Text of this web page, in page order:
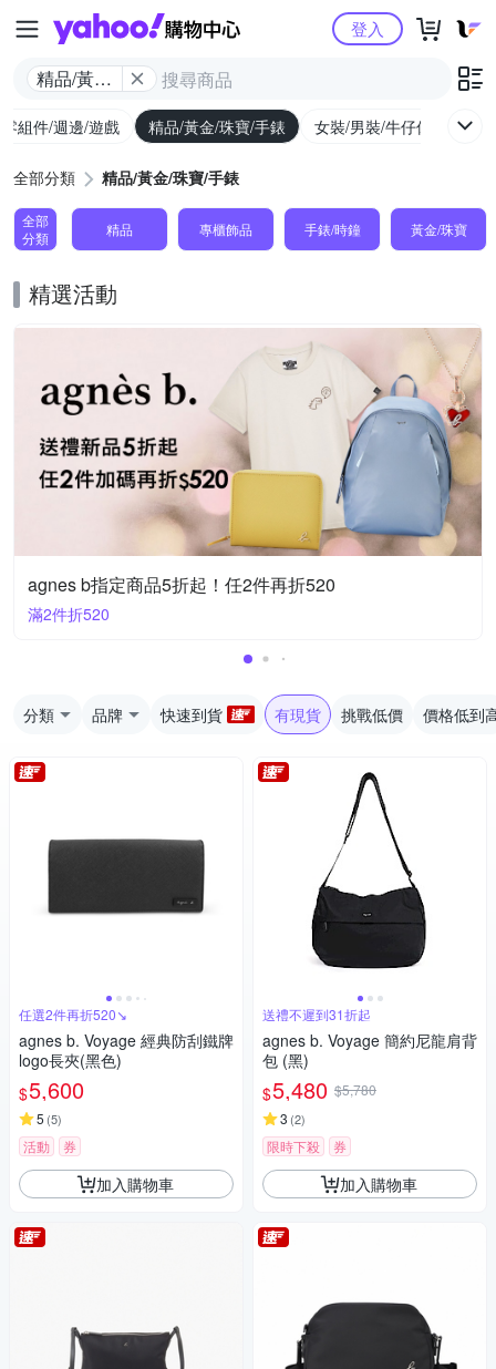
Yahoo購物中心
精品/黃金/
登入
組件/週邊/遊戲 精品/黃金/珠寶/手錶 女裝/男裝/牛仔休閒
全部分類 精品/黃金/珠寶/手錶
全部
分類
精品 專櫃飾品 手錶/時鐘 黃金/珠寶
精選活動
agnes b指定商品5折起！任2件再折520
滿2件折520
分類 品牌 快速到貨 有現貨 挑戰低價 價格低到
任選2件再折520↘
agnes b. Voyage 經典防刮鐵牌
logo長夾(黑色)
$5,600
5 (5)
活動 券
加入購物車
送禮不遲到31折起
agnes b. Voyage 簡約尼龍肩背
包 (黑)
$5,480 $5,780
3 (2)
限時下殺 券
加入購物車